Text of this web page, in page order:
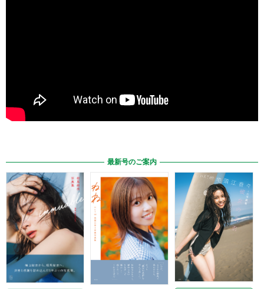
最新号のご案内